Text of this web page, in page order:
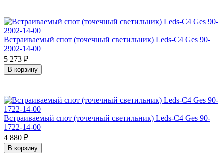
Встраиваемый спот (точечный светильник) Leds-C4 Ges 90-
2902-14-00
5 273 ₽
В корзину
Встраиваемый спот (точечный светильник) Leds-C4 Ges 90-
1722-14-00
4 880 ₽
В корзину